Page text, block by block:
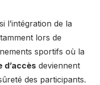
l’intégration de la
lors de
sportifs où la
d’accès deviennent
des participants.